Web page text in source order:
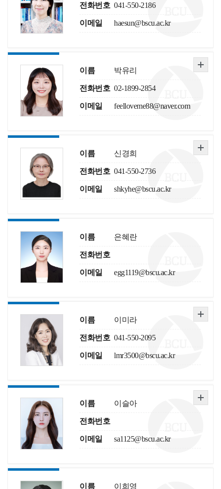
전화번호 041-550-2186
이메일 haesun@bscu.ac.kr
이름 박유리
전화번호 02-1899-2854
이메일 feelloveme88@naver.com
이름 신경희
전화번호 041-550-2736
이메일 shkyhe@bscu.ac.kr
이름 은혜란
전화번호
이메일 egg1119@bscu.ac.kr
이름 이미라
전화번호 041-550-2095
이메일 lmr3500@bscu.ac.kr
이름 이슬아
전화번호
이메일 sa1125@bscu.ac.kr
이름 이희영